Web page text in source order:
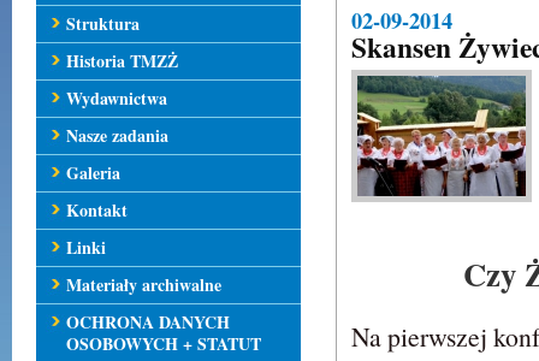
Struktura
Historia TMZŻ
Wydawnictwa
Nasze zadania
Galeria
Kontakt
Linki
Materiały archiwalne
OCHRONA DANYCH
OSOBOWYCH + STATUT
02-09-2014
Skansen
Czy
Na pierwszej